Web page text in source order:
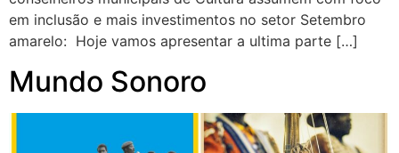
em inclusão e mais investimentos no setor Setembro
amarelo: Hoje vamos apresentar a ultima parte […]
Mundo Sonoro